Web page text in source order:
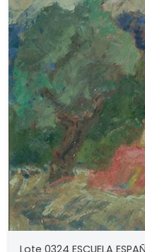
Lote 0324 ESCUELA